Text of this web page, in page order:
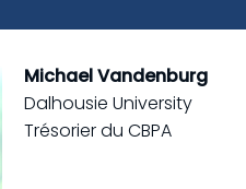
Michael Vandenburg
Dalhousie University
Trésorier du CBPA